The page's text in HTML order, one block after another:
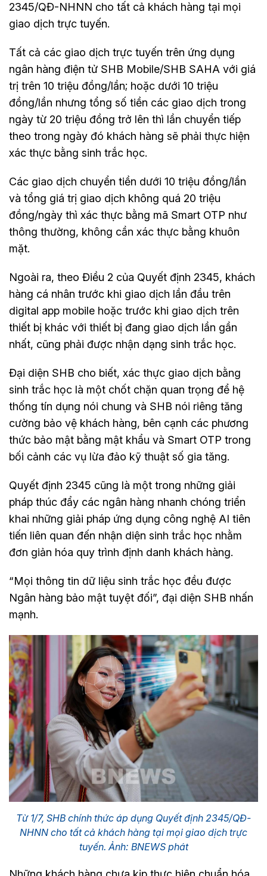
2345/QĐ-NHNN cho tất cả khách hàng tại mọi
giao dịch trực tuyến.
Tất cả các giao dịch trực tuyến trên ứng dụng
ngân hàng điện tử SHB Mobile/SHB SAHA với giá
trị trên 10 triệu đồng/lần; hoặc dưới 10 triệu
đồng/lần nhưng tổng số tiền các giao dịch trong
ngày từ 20 triệu đồng trở lên thì lần chuyển tiếp
theo trong ngày đó khách hàng sẽ phải thực hiện
xác thực bằng sinh trắc học.
Các giao dịch chuyển tiền dưới 10 triệu đồng/lần
và tổng giá trị giao dịch không quá 20 triệu
đồng/ngày thì xác thực bằng mã Smart OTP như
thông thường, không cần xác thực bằng khuôn
mặt.
Ngoài ra, theo Điều 2 của Quyết định 2345, khách
hàng cá nhân trước khi giao dịch lần đầu trên
digital app mobile hoặc trước khi giao dịch trên
thiết bị khác với thiết bị đang giao dịch lần gần
nhất, cũng phải được nhận dạng sinh trắc học.
Đại diện SHB cho biết, xác thực giao dịch bằng
sinh trắc học là một chốt chặn quan trọng để hệ
thống tín dụng nói chung và SHB nói riêng tăng
cường bảo vệ khách hàng, bên cạnh các phương
thức bảo mật bằng mật khẩu và Smart OTP trong
bối cảnh các vụ lừa đảo kỹ thuật số gia tăng.
Quyết định 2345 cũng là một trong những giải
pháp thúc đẩy các ngân hàng nhanh chóng triển
khai những giải pháp ứng dụng công nghệ AI tiên
tiến liên quan đến nhận diện sinh trắc học nhằm
đơn giản hóa quy trình định danh khách hàng.
“Mọi thông tin dữ liệu sinh trắc học đều được
Ngân hàng bảo mật tuyệt đối”, đại diện SHB nhấn
mạnh.
Từ 1/7, SHB chính thức áp dụng Quyết định 2345/QĐ-
NHNN cho tất cả khách hàng tại mọi giao dịch trực
tuyến. Ảnh: BNEWS phát